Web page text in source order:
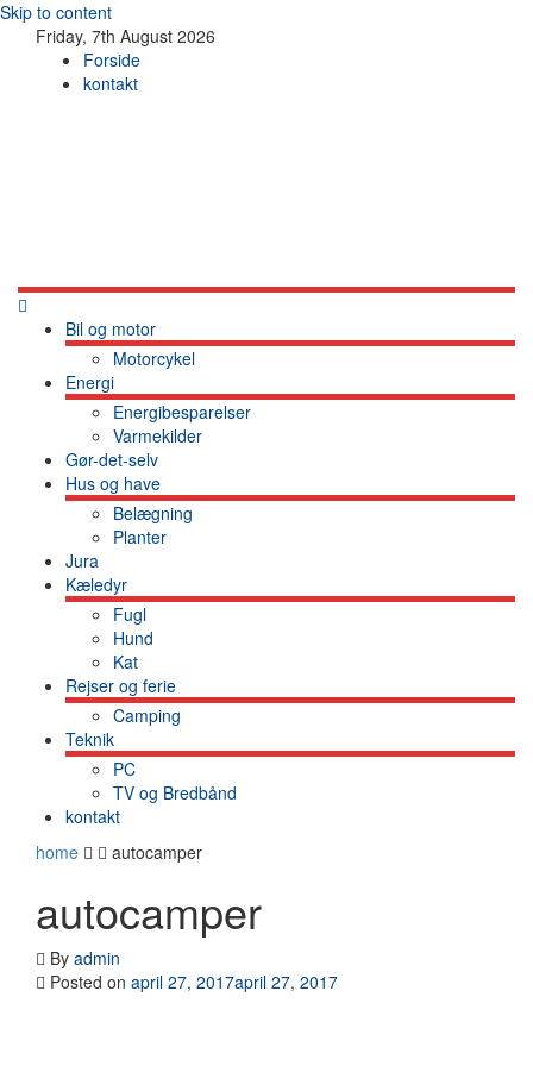
Skip to content
Friday, 7th August 2026
Forside
kontakt
Bil og motor
Motorcykel
Energi
Energibesparelser
Varmekilder
Gør-det-selv
Hus og have
Belægning
Planter
Jura
Kæledyr
Fugl
Hund
Kat
Rejser og ferie
Camping
Teknik
PC
TV og Bredbånd
kontakt
home
autocamper
autocamper
By admin
Posted on april 27, 2017april 27, 2017